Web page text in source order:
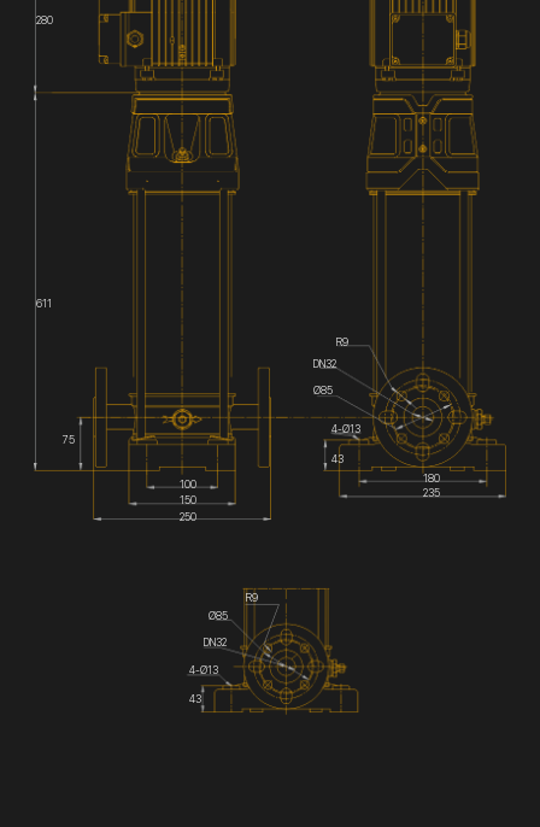
DN32
280
611
75
100
150
250
180
235
43
4-Ø13
Ø85
R9
DN32
R9
Ø85
4-Ø13
43